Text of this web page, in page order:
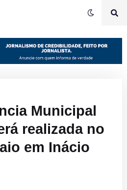
Municipal
realizada no
em Inácio